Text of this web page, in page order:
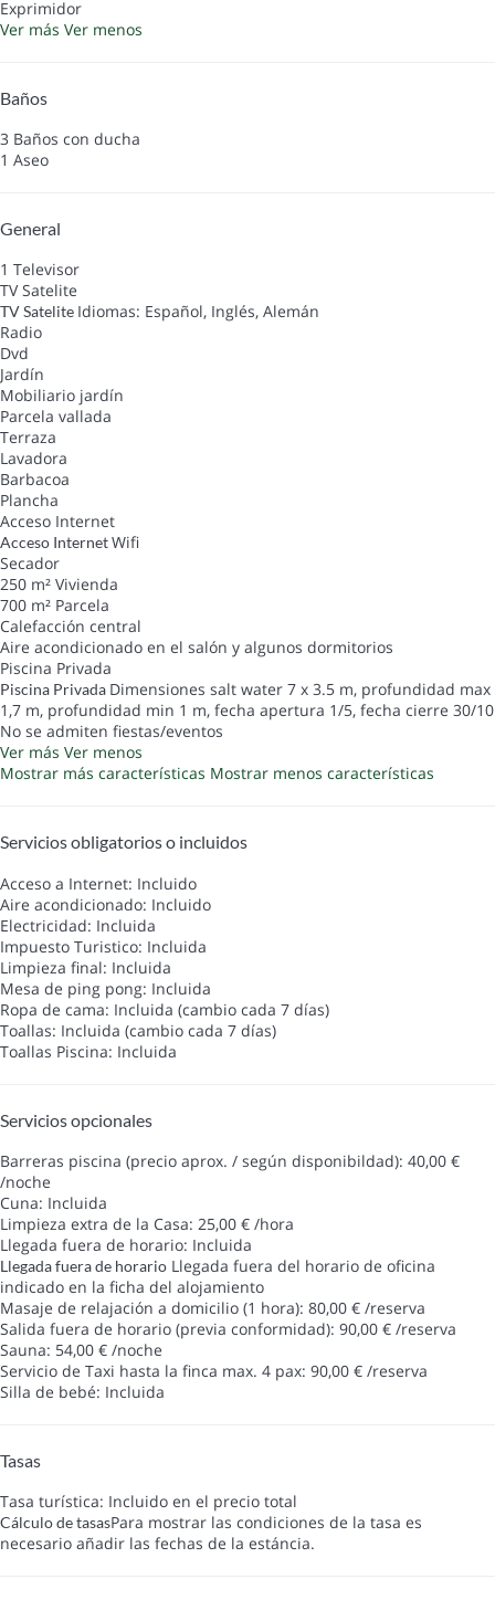
Exprimidor
Ver más Ver menos
Baños
3 Baños con ducha
1 Aseo
General
1 Televisor
TV Satelite
TV Satelite Idiomas: Español, Inglés, Alemán
Radio
Dvd
Jardín
Mobiliario jardín
Parcela vallada
Terraza
Lavadora
Barbacoa
Plancha
Acceso Internet
Acceso InternetWifi
Secador
250 m² Vivienda
700 m² Parcela
Calefacción central
Aire acondicionado en el salón y algunos dormitorios
Piscina Privada
Piscina Privada Dimensiones salt water 7 x 3.5 m, profundidad max
1,7 m, profundidad min 1 m, fecha apertura 1/5, fecha cierre 30/10
No se admiten fiestas/eventos
Ver más Ver menos
Mostrar más características Mostrar menos características
Servicios obligatorios o incluidos
Acceso a Internet: Incluido
Aire acondicionado: Incluido
Electricidad: Incluida
Impuesto Turistico: Incluida
Limpieza final: Incluida
Mesa de ping pong: Incluida
Ropa de cama: Incluida (cambio cada 7 días)
Toallas: Incluida (cambio cada 7 días)
Toallas Piscina: Incluida
Servicios opcionales
Barreras piscina (precio aprox. / según disponibildad): 40,00 €
/noche
Cuna: Incluida
Limpieza extra de la Casa: 25,00 € /hora
Llegada fuera de horario: Incluida
Llegada fuera de horario Llegada fuera del horario de oficina
indicado en la ficha del alojamiento
Masaje de relajación a domicilio (1 hora): 80,00 € /reserva
Salida fuera de horario (previa conformidad): 90,00 € /reserva
Sauna: 54,00 € /noche
Servicio de Taxi hasta la finca max. 4 pax: 90,00 € /reserva
Silla de bebé: Incluida
Tasas
Tasa turística: Incluido en el precio total
Cálculo de tasasPara mostrar las condiciones de la tasa es
necesario añadir las fechas de la estáncia.